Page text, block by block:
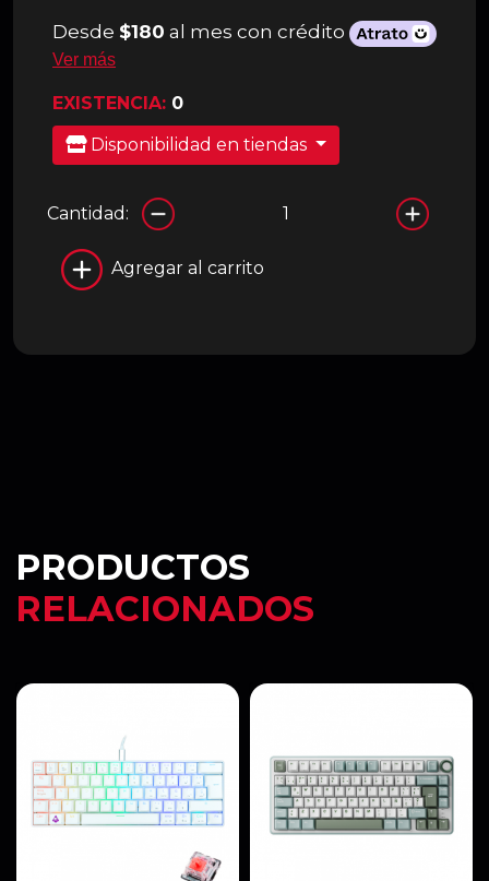
Desde $180 al mes con crédito
Ver más
EXISTENCIA: 0
Disponibilidad en tiendas
Cantidad:
Agregar al carrito
PRODUCTOS
RELACIONADOS